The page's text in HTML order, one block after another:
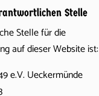
Stelle
Stelle für die
auf dieser Website ist:
e.V. Ueckermünde